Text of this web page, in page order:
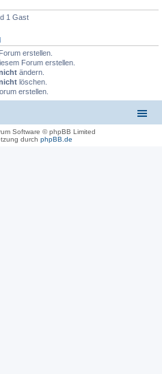
1 Gast
erstellen.
Forum erstellen.
ändern.
löschen.
erstellen.
Software © phpBB Limited
durch phpBB.de